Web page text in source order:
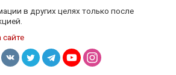
в других целях только после